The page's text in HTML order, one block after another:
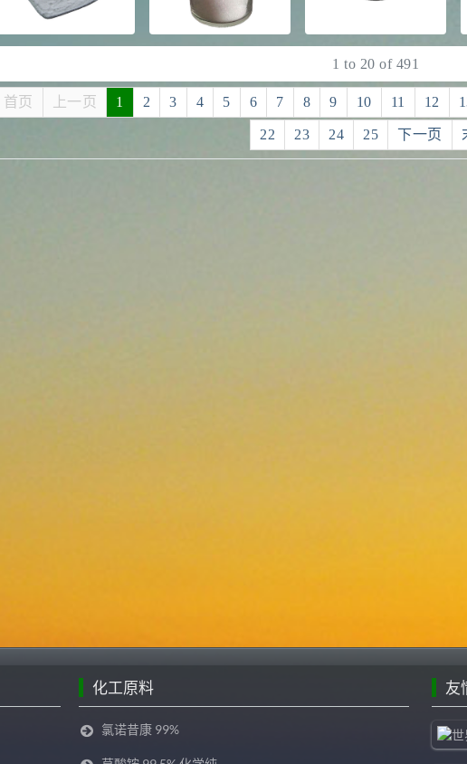
1 to 20 of 491
首页 上一页 1 2 3 4 5 6 7 8 9 10 11 12
22 23 24 25 下一页
少？(2.24k)
2022-09-07 行业新闻
2021-06-22 公司新闻
化工原料
氯诺昔康 99%
友